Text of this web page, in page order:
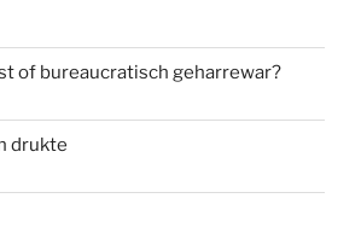
of bureaucratisch geharrewar?
drukte